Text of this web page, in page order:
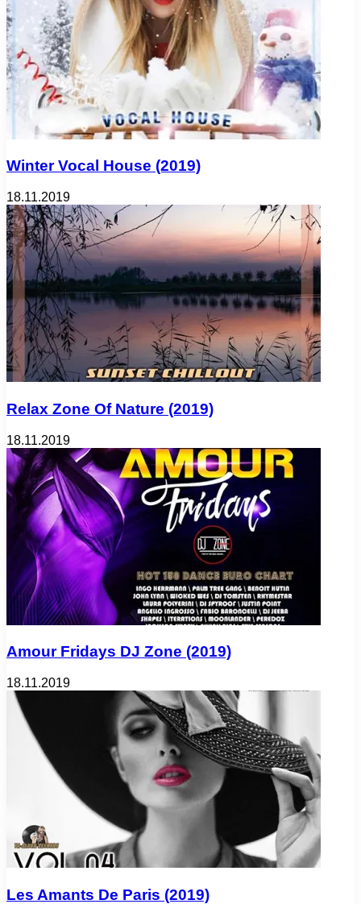
Winter Vocal House (2019)
18.11.2019
Relax Zone Of Nature (2019)
18.11.2019
Amour Fridays DJ Zone (2019)
18.11.2019
Les Amants De Paris (2019)